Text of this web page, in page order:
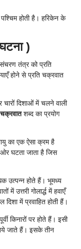
होती है। हरिकेन के
)
तंत्र को प्रति
होने से प्रति चक्रवात
दिशाओं में चलने वाली
चक्रवातशब्द का प्रयोग
का एक ऐसा क्रम है
घटता जाता है जिस
उत्पन्न होते हैं। भूमध्य
में उत्तरी गोलार्द्ध में हवाएँ
दिशा में प्रवाहित होती हैं।
किनारों पर होते हैं। इसी
जाते हैं। इसके तीन